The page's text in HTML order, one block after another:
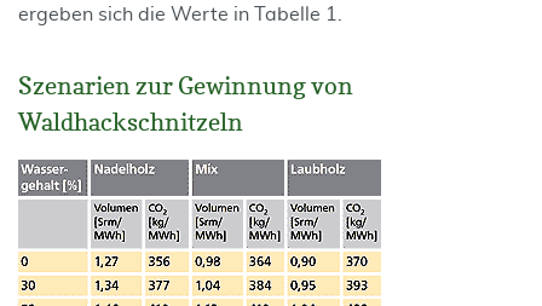
ergeben sich die Werte in Tabelle 1.
Szenarien zur Gewinnung von
Waldhackschnitzeln